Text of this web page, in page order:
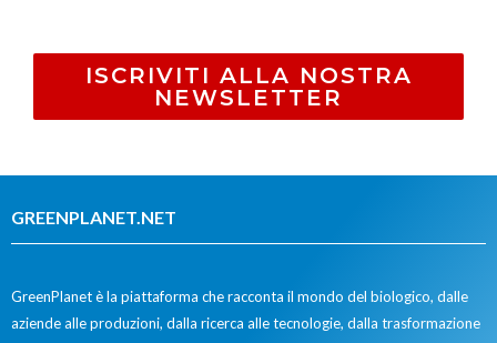
ISCRIVITI ALLA NOSTRA
NEWSLETTER
GREENPLANET.NET
GreenPlanet è la piattaforma che racconta il mondo del biologico, dalle
aziende alle produzioni, dalla ricerca alle tecnologie, dalla trasformazione